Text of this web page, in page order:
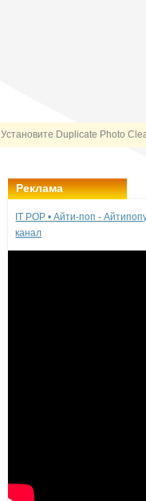
Установите Duplicate Photo
Реклама
IT POP • Айти-поп -
канал